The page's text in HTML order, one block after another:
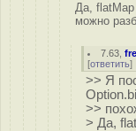
Да, flatMap
можно
7.63 ,
[ответить]
>> Я
>>
> Да,